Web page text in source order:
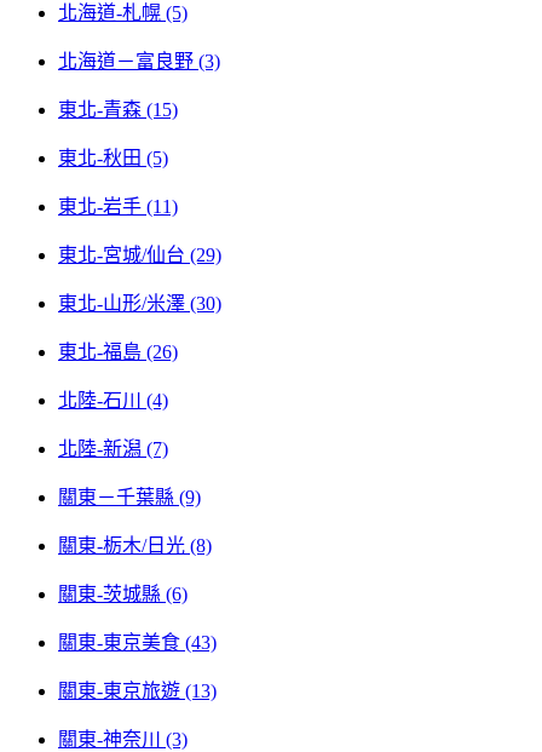
北海道-札幌 (5)
北海道－富良野 (3)
東北-青森 (15)
東北-秋田 (5)
東北-岩手 (11)
東北-宮城/仙台 (29)
東北-山形/米澤 (30)
東北-福島 (26)
北陸-石川 (4)
北陸-新潟 (7)
關東－千葉縣 (9)
關東-栃木/日光 (8)
關東-茨城縣 (6)
關東-東京美食 (43)
關東-東京旅遊 (13)
關東-神奈川 (3)